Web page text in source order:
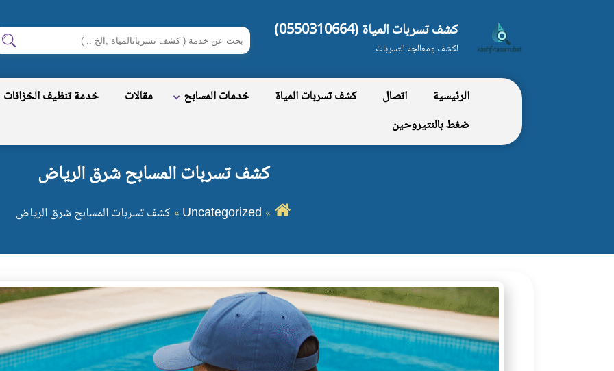
كشف تسربات المياة (0550310664)
لكشف ومعالجه التسربات
ابحث
في
شركة
كشف
المياة
بالرياض
الرئيسية اتصال كشف تسربات المياة خدمات المسابح مقالات
خدمة تنظيف الخزانات
ضغط بالنتيروحين
كشف تسربات المسابح شرق الرياض
Uncategorized كشف تسربات المسابح شرق الرياض